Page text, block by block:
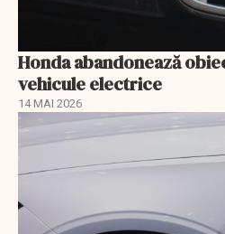
Honda abandonează
vehicule electrice
14 MAI 2026